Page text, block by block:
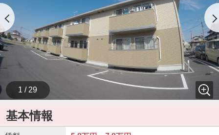
1 / 29
基本情報